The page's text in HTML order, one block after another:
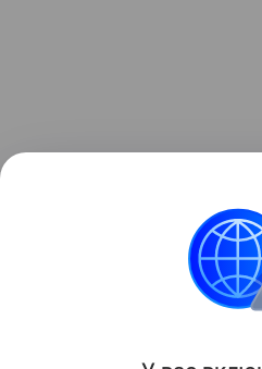
Андрей
Имена